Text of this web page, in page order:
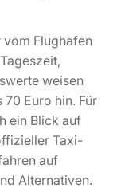
nur
Badebucht
Strände
weniger